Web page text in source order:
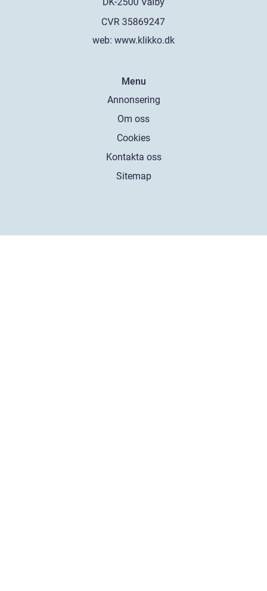
web: www.klikko.dk
Menu
Annonsering
Om oss
Cookies
Kontakta oss
Sitemap